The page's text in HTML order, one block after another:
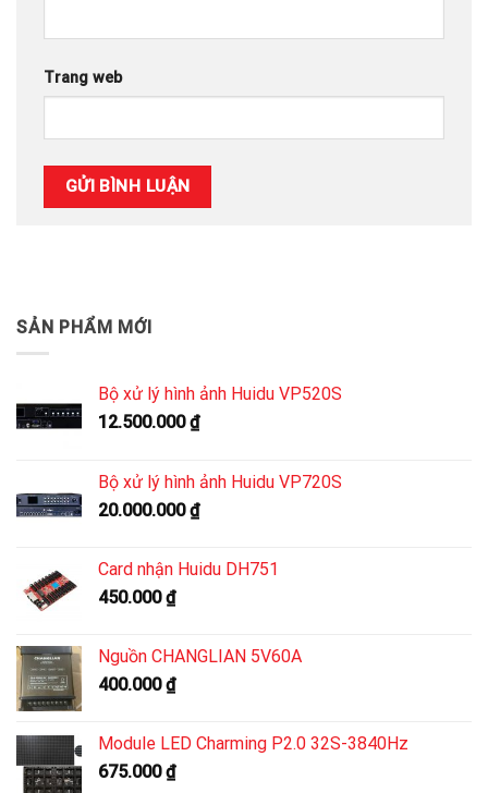
Trang web
SẢN PHẨM MỚI
Bộ xử lý hình ảnh Huidu VP520S
12.500.000₫
Bộ xử lý hình ảnh Huidu VP720S
20.000.000₫
Card nhận Huidu DH751
450.000₫
Nguồn CHANGLIAN 5V60A
400.000₫
Module LED Charming P2.0 32S-3840Hz
675.000₫